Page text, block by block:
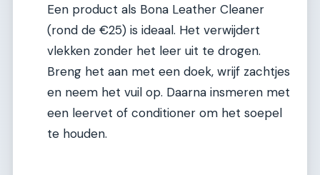
Een product als Bona Leather Cleaner
(rond de €25) is ideaal. Het verwijdert
vlekken zonder het leer uit te drogen.
Breng het aan met een doek, wrijf zachtjes
en neem het vuil op. Daarna insmeren met
een leervet of conditioner om het soepel
te houden.